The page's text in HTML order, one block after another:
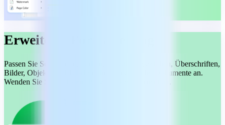
Erweiterte Formatierung
Passen Sie Schriftarten, Farben, Aufzählungszeichen, Überschriften,
Bilder, Objekte und Tabellen für übersichtliche Dokumente an.
Wenden Sie Stile mit dem Pinselwerkzeug erneut an.